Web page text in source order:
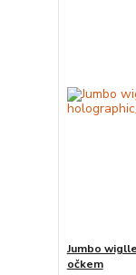
Jumbo
očkem